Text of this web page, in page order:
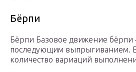
Бёрпи
Бёрпи Базовое движение
последующим выпрыгиванием.
количество вариаций